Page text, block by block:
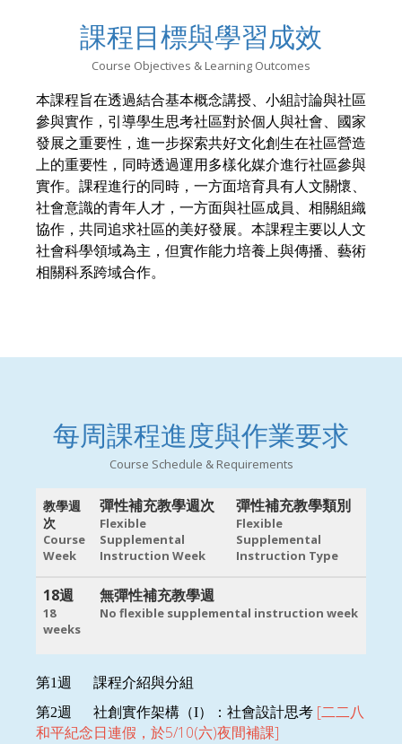
課程目標與學習成效
Course Objectives & Learning Outcomes
本課程旨在透過結合基本概念講授、小組討論與社區
參與實作，引導學生思考社區對於個人與社會、國家
發展之重要性，進一步探索共好文化創生在社區營造
上的重要性，同時透過運用多樣化媒介進行社區參與
實作。課程進行的同時，一方面培育具有人文關懷、
社會意識的青年人才，一方面與社區成員、相關組織
協作，共同追求社區的美好發展。本課程主要以人文
社會科學領域為主，但實作能力培養上與傳播、藝術
相關科系跨域合作。
每周課程進度與作業要求
Course Schedule & Requirements
教學週
次
Course
Week
彈性補充教學週次
Flexible
Supplemental
Instruction Week
彈性補充教學類別
Flexible
Supplemental
Instruction Type
18週
18
weeks
無彈性補充教學週
No flexible supplemental instruction week
第1週
課程介紹與分組
第2週 社創實作架構（I）：社會設計思考 [二二八
和平紀念日連假，於5/10(六)夜間補課]